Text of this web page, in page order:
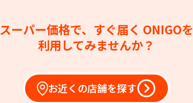
スーパー価格で、すぐ届く ONIGOを
利用してみませんか？
お近くの店舗を探す